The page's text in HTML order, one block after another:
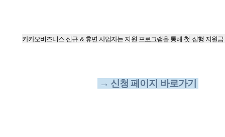
카카오비즈니스 신규 & 휴면 사업자는 지원 프로그램을 통해 첫 집행 지원
→ 신청 페이지 바로가기